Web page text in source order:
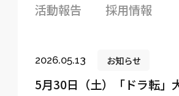
活動報告
採用情報
2026.05.13 お知らせ
5月30日（土）「ドラ転」